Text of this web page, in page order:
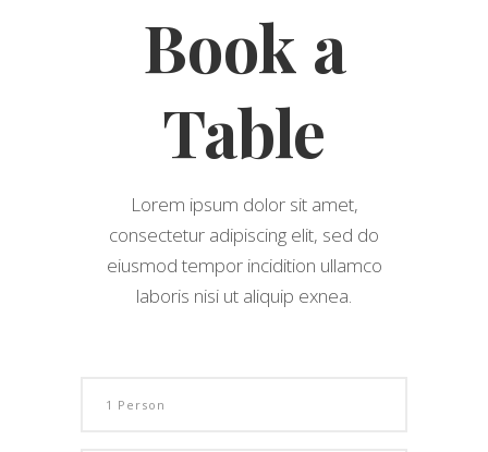
Book a
Table
Lorem ipsum dolor sit amet,
consectetur adipiscing elit, sed do
eiusmod tempor incidition ullamco
laboris nisi ut aliquip exnea.